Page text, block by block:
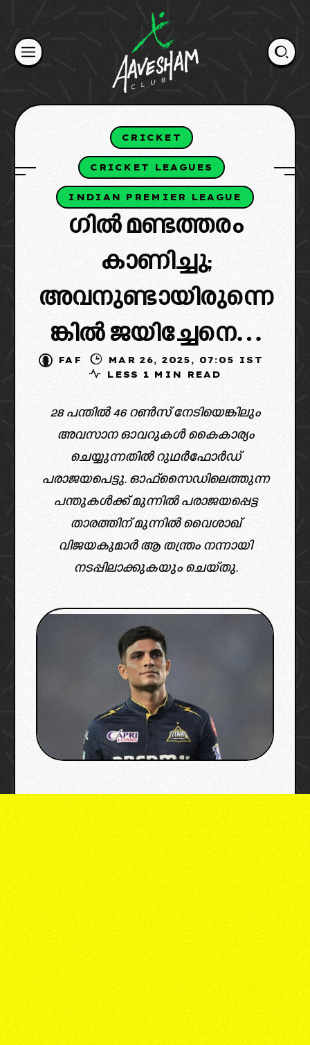
content
CRICKET
CRICKET LEAGUES
INDIAN PREMIER LEAGUE
ഗിൽ മണ്ടത്തരം
കാണിച്ചു;
അവനുണ്ടായിരുന്നെ
ങ്കിൽ ജയിച്ചേനെ…
FAF
MAR 26, 2025, 07:05 IST
LESS 1 MIN READ
28 പന്തിൽ 46 റൺസ് നേടിയെങ്കിലും
അവസാന ഓവറുകൾ കൈകാര്യം
ചെയ്യുന്നതിൽ റുഥർഫോർഡ്
പരാജയപെട്ടു. ഓഫ്‌സൈഡിലെത്തുന്ന
പന്തുകൾക്ക് മുന്നിൽ പരാജയപ്പെട്ട
താരത്തിന് മുന്നിൽ വൈശാഖ്
വിജയകുമാർ ആ തന്ത്രം നന്നായി
നടപ്പിലാക്കുകയും ചെയ്തു.